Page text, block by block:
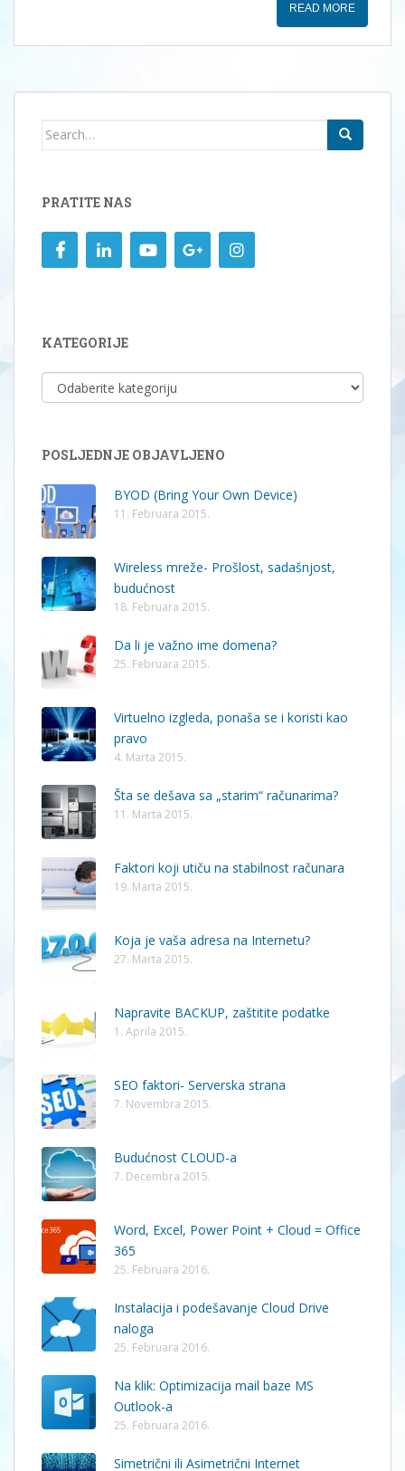
READ MORE
Search
PRATITE NAS
KATEGORIJE
KATEGORIJE
POSLJEDNJE OBJAVLJENO
BYOD (Bring Your Own Device)
11. Februara 2015.
Wireless mreže- Prošlost, sadašnjost,
budućnost
18. Februara 2015.
Da li je važno ime domena?
25. Februara 2015.
Virtuelno izgleda, ponaša se i koristi kao
pravo
4. Marta 2015.
Šta se dešava sa „starim“ računarima?
11. Marta 2015.
Faktori koji utiču na stabilnost računara
19. Marta 2015.
Koja je vaša adresa na Internetu?
27. Marta 2015.
Napravite BACKUP, zaštitite podatke
1. Aprila 2015.
SEO faktori- Serverska strana
7. Novembra 2015.
Budućnost CLOUD-a
7. Decembra 2015.
Word, Excel, Power Point + Cloud = Office
365
25. Februara 2016.
Instalacija i podešavanje Cloud Drive
naloga
25. Februara 2016.
Na klik: Optimizacija mail baze MS
Outlook-a
25. Februara 2016.
Simetrični ili Asimetrični Internet